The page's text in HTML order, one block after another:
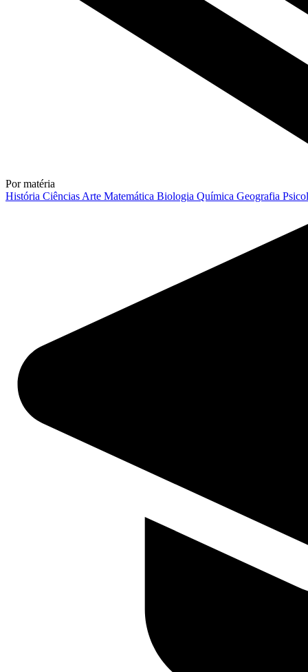
Por matéria
História Ciências Arte Matemática Biologia Química Geografia